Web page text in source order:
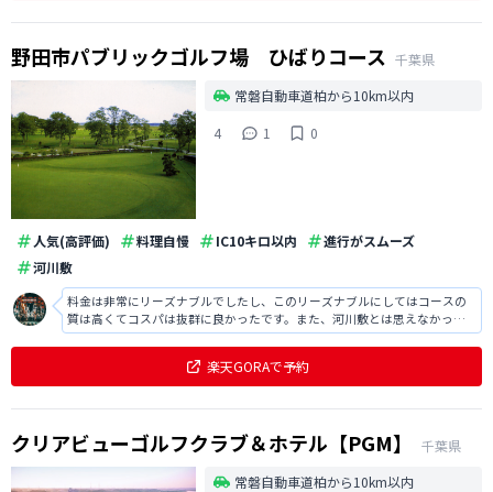
野田市パブリックゴルフ場 ひばりコース 千葉県
常磐自動車道柏から10km以内
4
1 0
人気(高評価) 料理自慢 IC10キロ以内
進行がスムーズ
河川敷
料金は非常にリーズナブルでしたし、このリーズナブルにしてはコースの
質は高くてコスパは抜群に良かったです。また、河川敷とは思えなかった
ですし、集中してゴルフの練習に打ち込めました。
楽天GORAで予約
クリアビューゴルフクラブ＆ホテル【PGM】
千葉県
常磐自動車道柏から10km以内